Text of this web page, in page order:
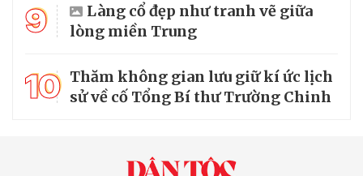
9
Làng cổ đẹp như tranh vẽ giữa
lòng miền Trung
10 Thăm không gian lưu giữ kí ức lịch
sử về cố Tổng Bí thư Trường Chinh